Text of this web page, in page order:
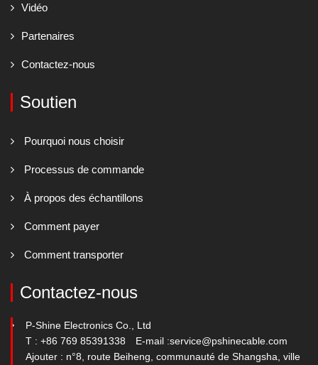
Vidéo
Partenaires
Contactez-nous
Soutien
Pourquoi nous choisir
Processus de commande
À propos des échantillons
Comment payer
Comment transporter
Contactez-nous
P-Shine Electronics Co., Ltd
T : +86 769 85391338
E-mail :service@pshinecable.com
Ajouter : n°8, route Beiheng, communauté de Shangsha, ville